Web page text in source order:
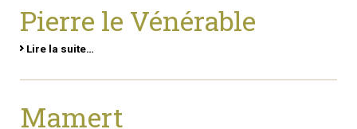
Pierre le Vénérable
Lire la suite…
Mamert